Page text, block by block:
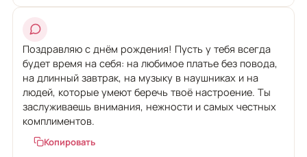
Поздравляю с днём рождения! Пусть у тебя всегда
будет время на себя: на любимое платье без повода,
на длинный завтрак, на музыку в наушниках и на
людей, которые умеют беречь твоё настроение. Ты
заслуживаешь внимания, нежности и самых честных
комплиментов.
Копировать